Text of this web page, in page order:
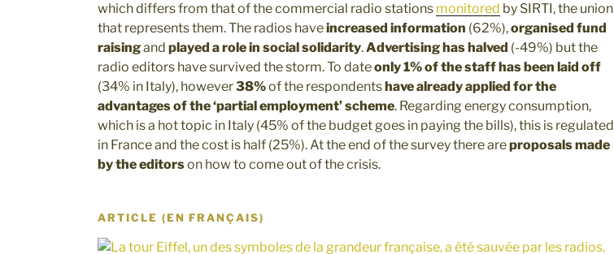
which differs from that of the commercial radio stations monitored by SIRTI, the union
that represents them. The radios haveincreased information (62%),organised fund
raisingand played a role in social solidarity.Advertising has halved (-49%) but the
radio editors have survived the storm. To dateonly 1% of the staff has been laid off
(34% in Italy), however38%of the respondentshave already applied for the
advantages of the ‘partial employment’ scheme. Regarding energy consumption,
which is a hot topic in Italy (45% of the budget goes in paying the bills), this is regulated
in France and the cost is half (25%). At the end of the survey there areproposals made
by the editorson how to come out of the crisis.
ARTICLE (EN FRANÇAIS)